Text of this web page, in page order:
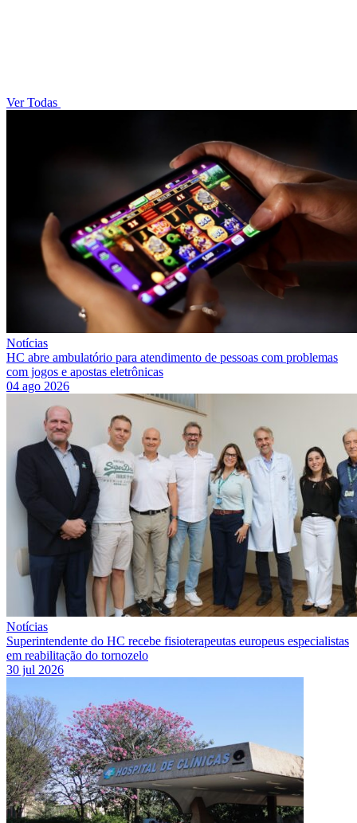
Ver Todas
Notícias
HC abre ambulatório para atendimento de pessoas com problemas
com jogos e apostas eletrônicas
04 ago 2026
Notícias
Superintendente do HC recebe fisioterapeutas europeus especialistas
em reabilitação do tornozelo
30 jul 2026